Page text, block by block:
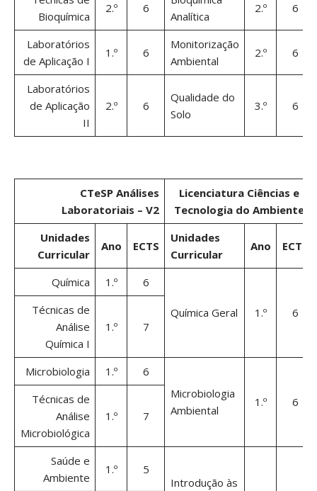
Bioquímica
2.º 6
Analítica
2.º 6
Laboratórios
de Aplicação I
1.º 6
Monitorização
Ambiental
2.º 6
Laboratórios
de Aplicação
II
2.º 6
Qualidade do
Solo
3.º 6
CTeSP Análises
Laboratoriais – V2
Licenciatura Ciências e
Tecnologia do Ambiente
Unidades
Curricular
Ano ECTS
Unidades
Curricular
Ano ECTS
Química 1.º 6
Química Geral 1.º 6
Técnicas de
Análise
Química I
1.º 7
Microbiologia 1.º
6
Microbiologia
Ambiental
1.º 6
Técnicas de
Análise
Microbiológica
1.º 7
Saúde e
Ambiente
1.º
5
Introdução às